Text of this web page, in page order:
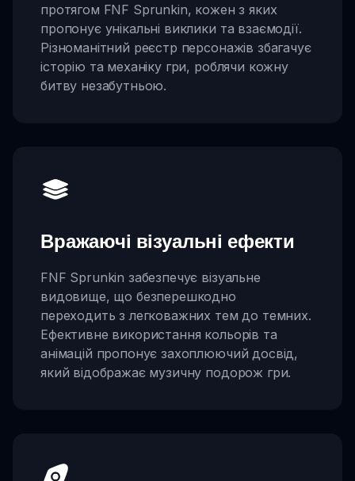
протягом FNF Sprunkin, кожен з яких
пропонує унікальні виклики та взаємодії.
Різноманітний реєстр персонажів збагачує
історію та механіку гри, роблячи кожну
битву незабутньою.
Вражаючі візуальні ефекти
FNF Sprunkin забезпечує візуальне
видовище, що безперешкодно
переходить з легковажних тем до темних.
Ефективне використання кольорів та
анімацій пропонує захоплюючий досвід,
який відображає музичну подорож гри.